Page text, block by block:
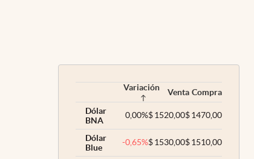
Variación Venta Compra
Dólar
BNA
0,00%$1520,00$1470,00
Dólar
Blue
-0,65%$1530,00$1510,00